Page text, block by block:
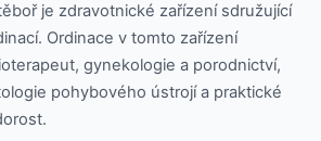
je zdravotnické zařízení sdružující
Ordinace v tomto zařízení
gynekologie a porodnictví,
pohybového ústrojí a praktické